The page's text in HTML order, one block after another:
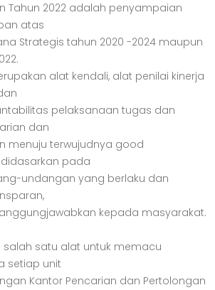
Tahun 2022 adalah penyampaian
atas
Strategis tahun 2020 -2024 maupun
alat kendali, alat penilai kinerja
pelaksanaan tugas dan
dan
menuju terwujudnya good
pada
undangan yang berlaku dan
kepada masyarakat.
salah satu alat untuk memacu
setiap unit
Kantor Pencarian dan Pertolongan